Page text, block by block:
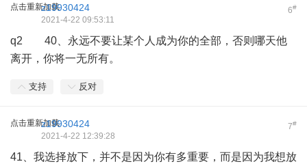
点击重新加载 6#
z19930424
2021-4-22 09:53:11
q2 40、永远不要让某个人成为你的全部，否则哪天他
离开，你将一无所有。
支持 反对
点击重新加载 7#
z19930424
2021-4-22 12:39:28
41、我选择放下，并不是因为你有多重要，而是因为我想放